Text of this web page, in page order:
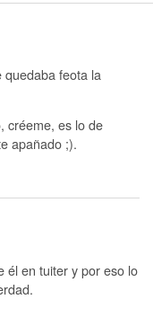
feota la
créeme, es lo de
apañado ;).
él en tuiter y por eso lo